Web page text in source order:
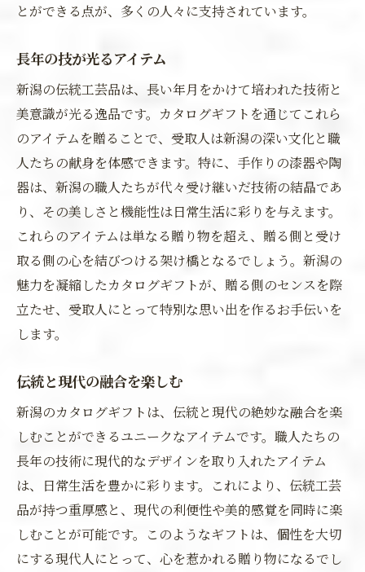
とができる点が、多くの人々に支持されています。
長年の技が光るアイテム
新潟の伝統工芸品は、長い年月をかけて培われた技術と
美意識が光る逸品です。カタログギフトを通じてこれら
のアイテムを贈ることで、受取人は新潟の深い文化と職
人たちの献身を体感できます。特に、手作りの漆器や陶
器は、新潟の職人たちが代々受け継いだ技術の結晶であ
り、その美しさと機能性は日常生活に彩りを与えます。
これらのアイテムは単なる贈り物を超え、贈る側と受け
取る側の心を結びつける架け橋となるでしょう。新潟の
魅力を凝縮したカタログギフトが、贈る側のセンスを際
立たせ、受取人にとって特別な思い出を作るお手伝いを
します。
伝統と現代の融合を楽しむ
新潟のカタログギフトは、伝統と現代の絶妙な融合を楽
しむことができるユニークなアイテムです。職人たちの
長年の技術に現代的なデザインを取り入れたアイテム
は、日常生活を豊かに彩ります。これにより、伝統工芸
品が持つ重厚感と、現代の利便性や美的感覚を同時に楽
しむことが可能です。このようなギフトは、個性を大切
にする現代人にとって、心を惹かれる贈り物になるでし